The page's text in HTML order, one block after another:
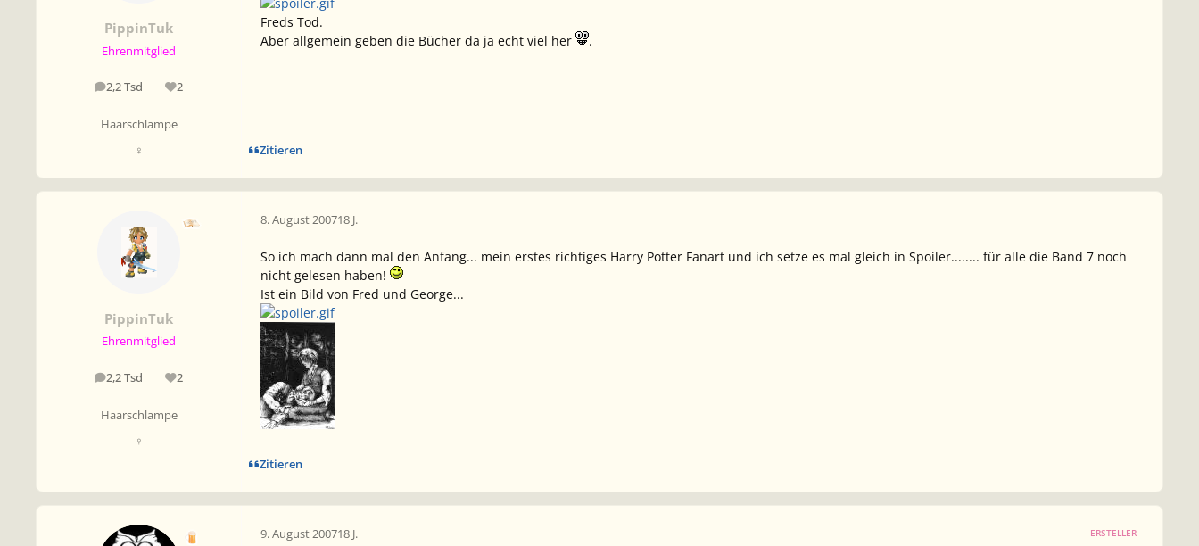
PippinTuk
Ehrenmitglied
2,2 Tsd
Beiträge 2
Reputation
Haarschlampe
♀
Freds Tod.
Aber allgemein geben die Bücher da ja echt viel her
.
Zitieren
PippinTuk
Ehrenmitglied
2,2 Tsd
Beiträge 2
Reputation
Haarschlampe
♀
8. August 200718 J.
So ich mach dann mal den Anfang... mein erstes richtiges Harry Potter Fanart und ich setze es mal gleich in Spoiler........ für alle die Band 7 noch
nicht gelesen haben!
Ist ein Bild von Fred und George...
Zitieren
9. August 200718 J. ERSTELLER